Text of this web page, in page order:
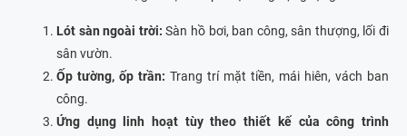
Lót sàn ngoài trời: Sàn hồ bơi, ban công, sân thượng, lối đi
sân vườn.
Ốp tường, ốp trần: Trang trí mặt tiền, mái hiên, vách ban
công.
Ứng dụng linh hoạt tùy theo thiết kế của công trình